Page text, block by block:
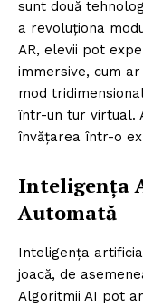
sunt două
a revoluționa
AR, elevii pot
immersive, cum
mod
într-un tur virtual.
învățarea într-o
Inteligența
Automată
Inteligența
joacă, de
Algoritmii AI pot